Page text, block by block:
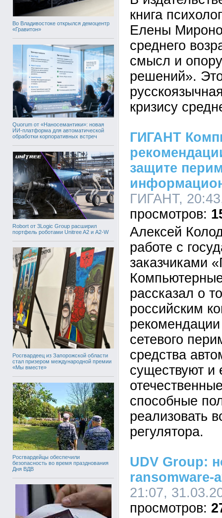
Во Владивостоке открылся демоцентр
«Гравитон»
Quorum от «Наносемантики»: новая
ИИ-платформа для автоматической
обработки корпоративных встреч
Robort от 3Logic Group расширил
портфель роботами Unitree A2 и A2-W
Росгвардеец из Запорожской области
стал призером международной премии
«Мы вместе»
Росгвардейцы обеспечили
безопасность во время празднования
Дня ВДВ
книга
Елены
среднего
смысл и
решений».
кризису
ГИГАНТ
защите
ГИГАНТ,
Алексей
работе с
заказчиками
рассказал о
российским
сетевого
средства
существуют и
способные
реализовать
регулятора.
UDV Group:
ransomware-
21:07,